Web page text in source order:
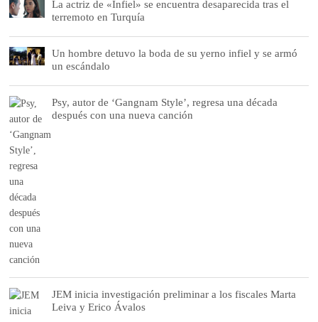
La actriz de «Infiel» se encuentra desaparecida tras el
terremoto en Turquía
Un hombre detuvo la boda de su yerno infiel y se armó
un escándalo
Psy, autor de ‘Gangnam Style’, regresa una década
después con una nueva canción
JEM inicia investigación preliminar a los fiscales Marta
Leiva y Erico Ávalos